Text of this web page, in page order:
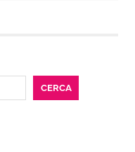
CERCA